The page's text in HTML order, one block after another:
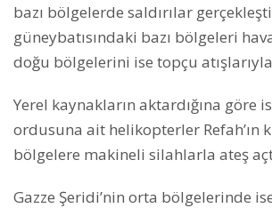
bazı bölgelerde saldırılar
güneybatısındaki bazı bölgeleri
doğu bölgelerini ise topçu
Yerel kaynakların aktardığına göre
ordusuna ait helikopterler Refah’ın
bölgelere makineli silahlarla ateş
Gazze Şeridi’nin orta bölgelerinde